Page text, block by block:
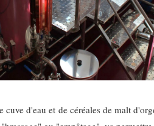
d'eau et de céréales de malt